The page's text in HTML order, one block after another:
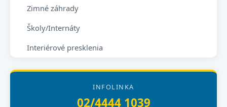
Zimné záhrady
Školy/Internáty
Interiérové presklenia
INFOLINKA
02/4444 1039